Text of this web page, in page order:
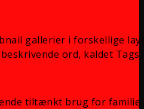
gallerier i forskellige
ord, kaldet
tiltænkt brug for